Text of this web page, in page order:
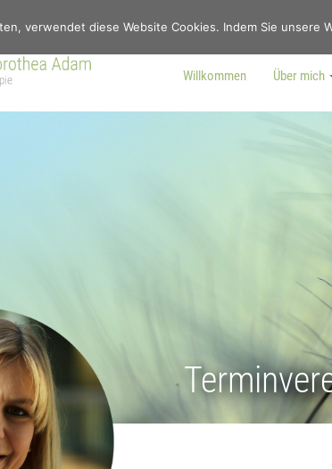
Willkommen Über mich
verwendet diese Website Cookies. Indem Sie unsere